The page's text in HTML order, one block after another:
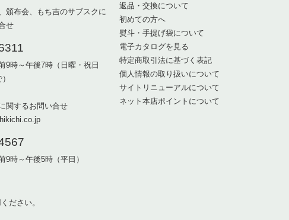
頒布会、もち吉のサブスクに
せ
9時～午後7時（日曜・祝日
関するお問い合せ
9時～午後5時（平日）
返品・交換について
初めての方へ
熨斗・手提げ袋について
電子カタログを見る
特定商取引法に基づく表記
個人情報の取り扱いについて
サイトリニューアルについて
ネット本店ポイントについて
ださい。